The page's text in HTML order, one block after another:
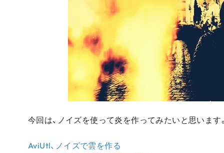
今回は、ノイズを使って炎を作ってみたいと思います
AviUtl、ノイズで雲を作る